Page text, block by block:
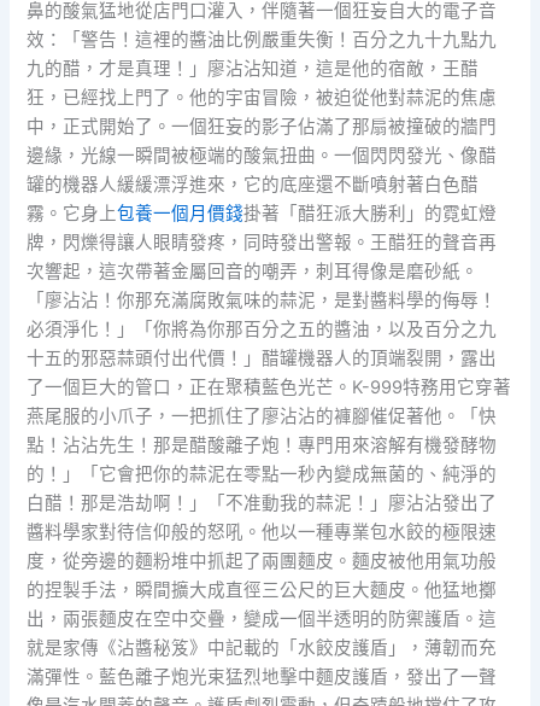
鼻的酸氣猛地從店門口灌入，伴隨著一個狂妄自大的電子音
效：「警告！這裡的醬油比例嚴重失衡！百分之九十九點九
九的醋，才是真理！」廖沾沾知道，這是他的宿敵，王醋
狂，已經找上門了。他的宇宙冒險，被迫從他對蒜泥的焦慮
中，正式開始了。一個狂妄的影子佔滿了那扇被撞破的牆門
邊緣，光線一瞬間被極端的酸氣扭曲。一個閃閃發光、像醋
罐的機器人緩緩漂浮進來，它的底座還不斷噴射著白色醋
霧。它身上包養一個月價錢掛著「醋狂派大勝利」的霓虹燈
牌，閃爍得讓人眼睛發疼，同時發出警報。王醋狂的聲音再
次響起，這次帶著金屬回音的嘲弄，刺耳得像是磨砂紙。
「廖沾沾！你那充滿腐敗氣味的蒜泥，是對醬料學的侮辱！
必須淨化！」「你將為你那百分之五的醬油，以及百分之九
十五的邪惡蒜頭付出代價！」醋罐機器人的頂端裂開，露出
了一個巨大的管口，正在聚積藍色光芒。K-999特務用它穿著
燕尾服的小爪子，一把抓住了廖沾沾的褲腳催促著他。「快
點！沾沾先生！那是醋酸離子炮！專門用來溶解有機發酵物
的！」「它會把你的蒜泥在零點一秒內變成無菌的、純淨的
白醋！那是浩劫啊！」「不准動我的蒜泥！」廖沾沾發出了
醬料學家對待信仰般的怒吼。他以一種專業包水餃的極限速
度，從旁邊的麵粉堆中抓起了兩團麵皮。麵皮被他用氣功般
的捏製手法，瞬間擴大成直徑三公尺的巨大麵皮。他猛地擲
出，兩張麵皮在空中交疊，變成一個半透明的防禦護盾。這
就是家傳《沾醬秘笈》中記載的「水餃皮護盾」，薄韌而充
滿彈性。藍色離子炮光束猛烈地擊中麵皮護盾，發出了一聲